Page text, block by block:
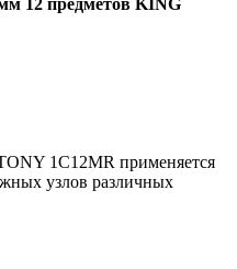
1C12MR применяется
узлов различных